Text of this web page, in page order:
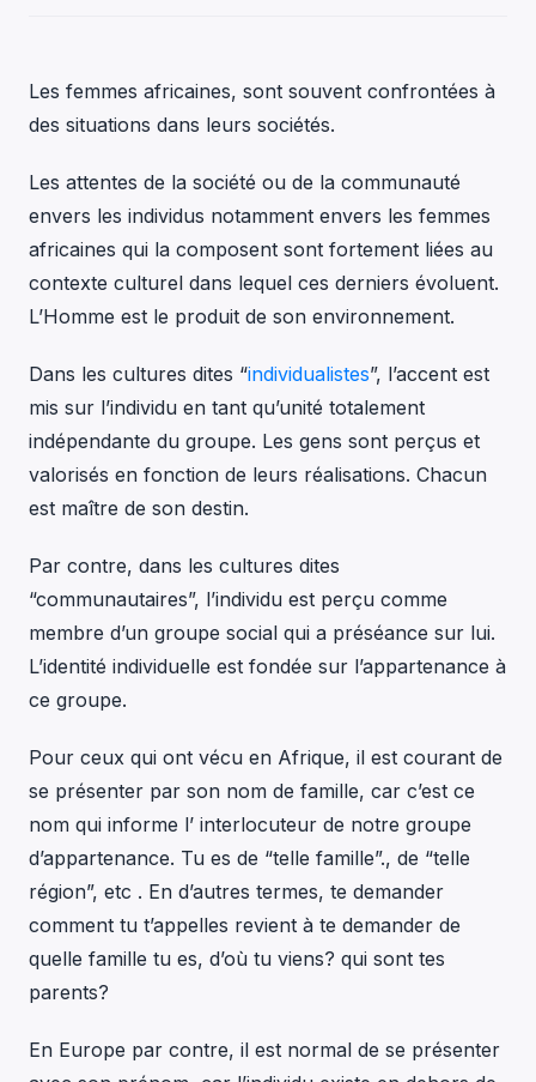
Les femmes africaines, sont souvent confrontées à
des situations dans leurs sociétés.
Les attentes de la société ou de la communauté
envers les individus notamment envers les femmes
africaines qui la composent sont fortement liées au
contexte culturel dans lequel ces derniers évoluent.
L’Homme est le produit de son environnement.
Dans les cultures dites “individualistes”, l’accent est
mis sur l’individu en tant qu’unité totalement
indépendante du groupe. Les gens sont perçus et
valorisés en fonction de leurs réalisations. Chacun
est maître de son destin.
Par contre, dans les cultures dites
“communautaires”, l’individu est perçu comme
membre d’un groupe social qui a préséance sur lui.
L’identité individuelle est fondée sur l’appartenance à
ce groupe.
Pour ceux qui ont vécu en Afrique, il est courant de
se présenter par son nom de famille, car c’est ce
nom qui informe l’ interlocuteur de notre groupe
d’appartenance. Tu es de “telle famille”., de “telle
région”, etc . En d’autres termes, te demander
comment tu t’appelles revient à te demander de
quelle famille tu es, d’où tu viens? qui sont tes
parents?
En Europe par contre, il est normal de se présenter